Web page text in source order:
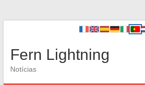
Fern Lightning
Notícias